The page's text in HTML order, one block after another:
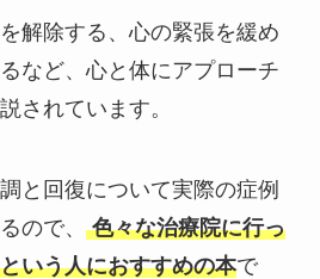
解除する、心の緊張を緩め
など、心と体にアプローチ
されています。
と回復について実際の症例
ので、 色々な治療院に行っ
いう人におすすめの本で